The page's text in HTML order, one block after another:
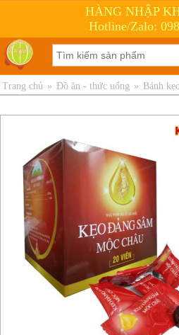
HÀNG NHẬP
Hotline/Zalo:
Trang chủ » Đồ ăn - thức uống » Bánh